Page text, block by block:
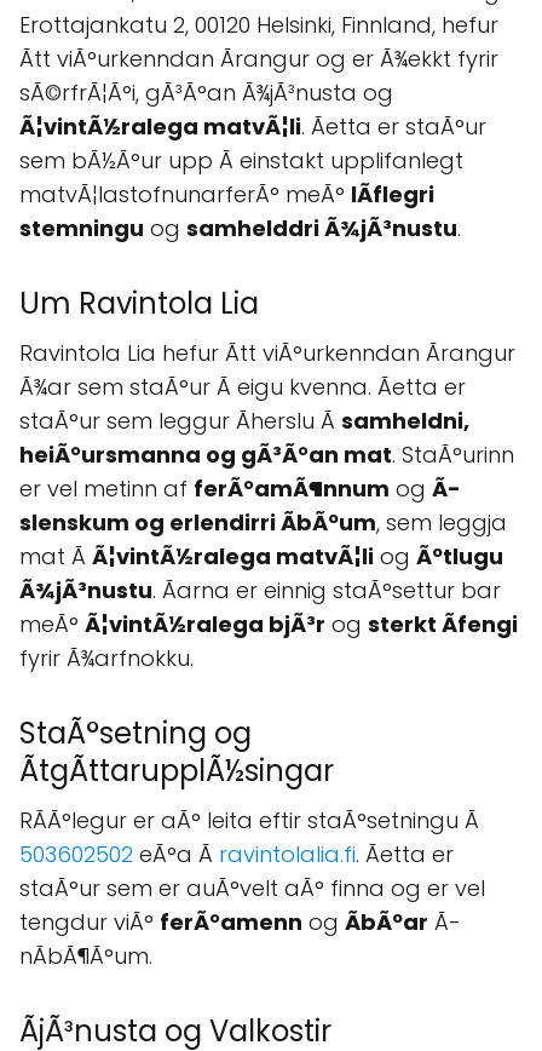
Erottajankatu 2, 00120 Helsinki, Finnland, hefur
Ãtt viÃ°urkenndan Ãrangur og er Ã¾ekkt fyrir
sÃ©rfrÃ¦Ã°i, gÃ³Ã°an Ã¾jÃ³nusta og
Ã¦vintÃ½ralega matvÃ¦li. Ãetta er staÃ°ur
sem bÃ½Ã°ur upp Ã einstakt upplifanlegt
matvÃ¦lastofnunarferÃ° meÃ° lÃ­flegri
stemningu og samhelddri Ã¾jÃ³nustu.
Um Ravintola Lia
Ravintola Lia hefur Ãtt viÃ°urkenndan Ãrangur
Ã¾ar sem staÃ°ur Ã­ eigu kvenna. Ãetta er
staÃ°ur sem leggur Ãherslu Ã samheldni,
heiÃ°ursmanna og gÃ³Ã°an mat. StaÃ°urinn
er vel metinn af ferÃ°amÃ¶nnum og Ã­
slenskum og erlendirri Ã­bÃºum, sem leggja
mat Ã Ã¦vintÃ½ralega matvÃ¦li og Ãºtlugu
Ã¾jÃ³nustu. Ãarna er einnig staÃ°settur bar
meÃ° Ã¦vintÃ½ralega bjÃ³r og sterkt Ãfengi
fyrir Ã¾arfnokku.
StaÃ°setning og
ÃtgÃttarupplÃ½singar
RÃÃ°legur er aÃ° leita eftir staÃ°setningu Ã
503602502 eÃ°a Ã ravintolalia.fi. Ãetta er
staÃ°ur sem er auÃ°velt aÃ° finna og er vel
tengdur viÃ° ferÃ°amenn og Ã­bÃºar Ã­
nÃbÃ¶Ã°um.
ÃjÃ³nusta og Valkostir